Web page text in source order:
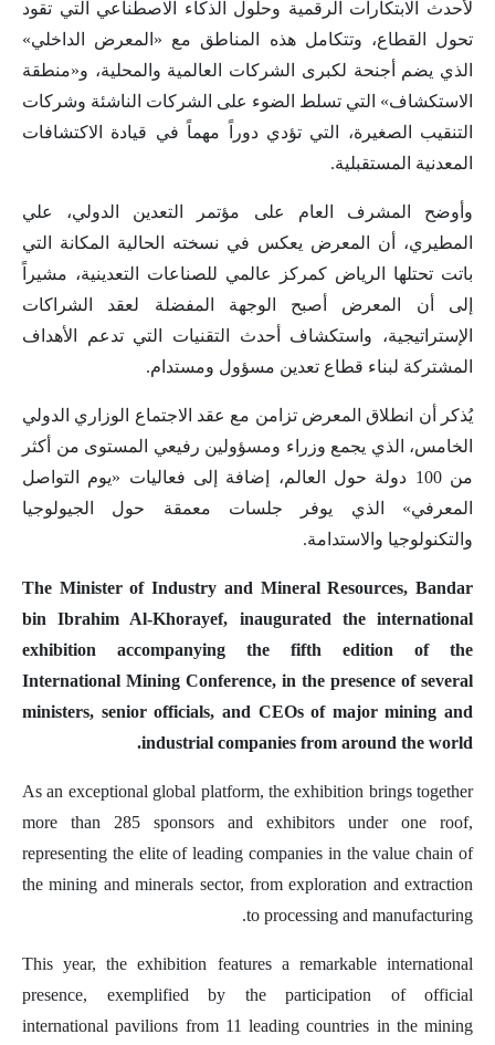
لأحدث الابتكارات الرقمية وحلول الذكاء الاصطناعي التي تقود
تحول القطاع، وتتكامل هذه المناطق مع «المعرض الداخلي»
الذي يضم أجنحة لكبرى الشركات العالمية والمحلية، و«منطقة
الاستكشاف» التي تسلط الضوء على الشركات الناشئة وشركات
التنقيب الصغيرة، التي تؤدي دوراً مهماً في قيادة الاكتشافات
المعدنية المستقبلية.
وأوضح المشرف العام على مؤتمر التعدين الدولي، علي
المطيري، أن المعرض يعكس في نسخته الحالية المكانة التي
باتت تحتلها الرياض كمركز عالمي للصناعات التعدينية، مشيراً
إلى أن المعرض أصبح الوجهة المفضلة لعقد الشراكات
الإستراتيجية، واستكشاف أحدث التقنيات التي تدعم الأهداف
المشتركة لبناء قطاع تعدين مسؤول ومستدام.
يُذكر أن انطلاق المعرض تزامن مع عقد الاجتماع الوزاري الدولي
الخامس، الذي يجمع وزراء ومسؤولين رفيعي المستوى من أكثر
من 100 دولة حول العالم، إضافة إلى فعاليات «يوم التواصل
المعرفي» الذي يوفر جلسات معمقة حول الجيولوجيا
والتكنولوجيا والاستدامة.
The Minister of Industry and Mineral Resources, Bandar
bin Ibrahim Al-Khorayef, inaugurated the international
exhibition accompanying the fifth edition of the
International Mining Conference, in the presence of several
ministers, senior officials, and CEOs of major mining and
industrial companies from around the world.
As an exceptional global platform, the exhibition brings together
more than 285 sponsors and exhibitors under one roof,
representing the elite of leading companies in the value chain of
the mining and minerals sector, from exploration and extraction
to processing and manufacturing.
This year, the exhibition features a remarkable international
presence, exemplified by the participation of official
international pavilions from 11 leading countries in the mining